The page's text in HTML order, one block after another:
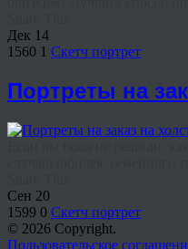
Дек 14
1560 1 Скетч портрет
Портреты на
Сен 20
1599 0 Скетч портрет
© 2026 Copyright.
Пользовательское